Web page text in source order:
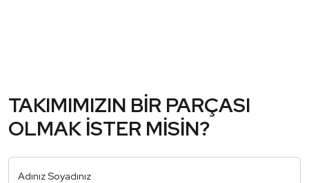
TAKIMIMIZIN BİR PARÇASI
OLMAK İSTER MİSİN?
Adınız Soyadınız